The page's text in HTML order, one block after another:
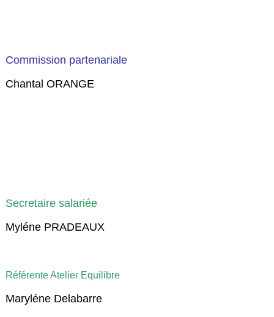
Commission partenariale
Chantal ORANGE
Secretaire salariée
Myléne PRADEAUX
Référente Atelier Equilibre
Maryléne Delabarre